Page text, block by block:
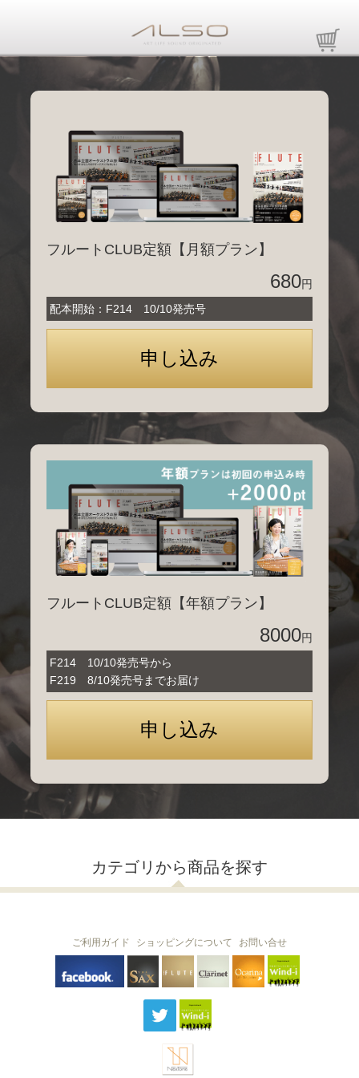
フルートCLUB定額【月額プラン】
680円
配本開始：F214 10/10発売号
フルートCLUB定額【年額プラン】
8000円
F214 10/10発売号から
F219 8/10発売号までお届け
カテゴリから商品を探す
THE SAX The Clarinet
Ocarina
ご利用ガイド ショッピングについて お問い合せ